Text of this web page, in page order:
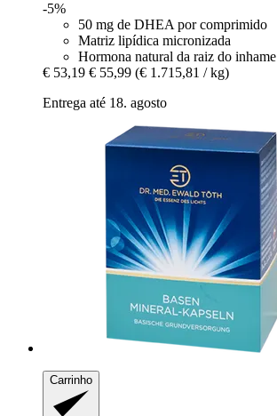
-5%
50 mg de DHEA por comprimido
Matriz lipídica micronizada
Hormona natural da raiz do inhame
€ 53,19 € 55,99 (€ 1.715,81 / kg)
Entrega até 18. agosto
Carrinho